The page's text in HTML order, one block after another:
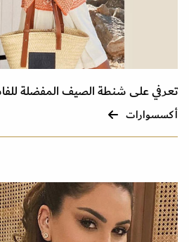
تعرفي على شنطة الصيف المفضلة
أكسسوارات